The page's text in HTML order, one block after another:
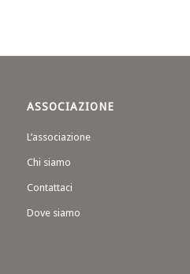
ASSOCIAZIONE
L’associazione
Chi siamo
Contattaci
Dove siamo